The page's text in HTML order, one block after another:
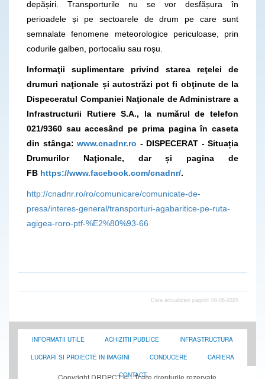
depășiri. Transporturile nu se vor desfășura în
perioadele și pe sectoarele de drum pe care sunt
semnalate fenomene meteorologice periculoase, prin
codurile galben, portocaliu sau roșu.
Informaţii suplimentare privind starea reţelei de
drumuri naţionale și autostrăzi pot fi obţinute de la
Dispeceratul Companiei Naţionale de Administrare a
Infrastructurii Rutiere S.A., la numărul de telefon
021/9360 sau accesând pe prima pagina în caseta
din stânga: www.cnadnr.ro - DISPECERAT - Situația
Drumurilor Naţionale, dar și pagina de
FB https://www.facebook.com/cnadnr/.
http://cnadnr.ro/ro/comunicare/comunicate-de-
presa/interes-general/transporturi-agabaritice-pe-ruta-
agigea-roro-ptf-%E2%80%93-66
Data actualizarii paginii: 08-08-2025
INFORMATII UTILE ACHIZITII PUBLICE INFRASTRUCTURA
LUCRARI SI PROIECTE IN IMAGINI CONDUCERE CARIERA
CONTACT
Copyright DRDPCT © - Toate drepturile rezervate